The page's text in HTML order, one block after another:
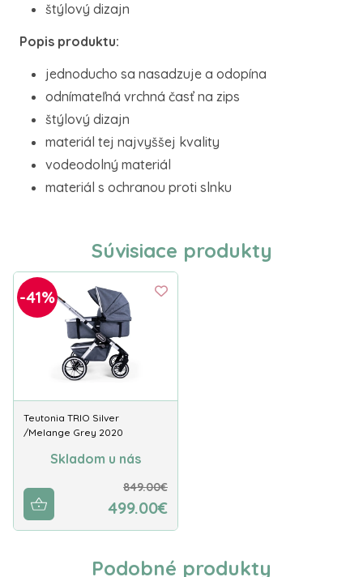
štýlový dizajn
Popis produktu:
jednoducho sa nasadzuje a odopína
odnímateľná vrchná časť na zips
štýlový dizajn
materiál tej najvyššej kvality
vodeodolný materiál
materiál s ochranou proti slnku
Súvisiace produkty
-41%
Teutonia TRIO Silver
/Melange Grey 2020
Skladom u nás
849.00€
499.00€
Podobné produkty